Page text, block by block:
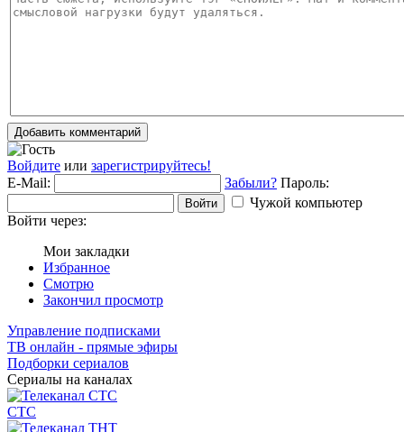
Добавить комментарий
Войдите или зарегистрируйтесь!
E-Mail:
Забыли? Пароль:
Войти
Чужой компьютер
Войти через:
Мои закладки
Избранное
Смотрю
Закончил просмотр
Управление подписками
ТВ онлайн - прямые эфиры
Подборки сериалов
Сериалы на каналах
СТС